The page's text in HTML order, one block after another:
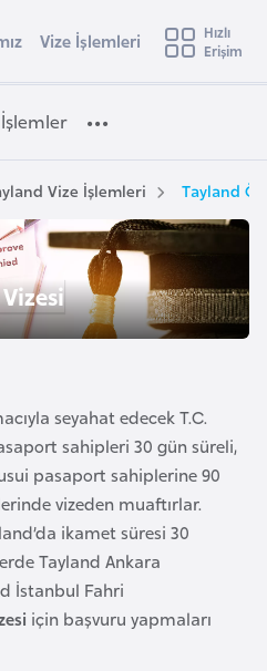
e
t
ş
i
Vize İşlemleri
Hızlı
Erişim
Vize İşlemleri Tayland
seyahat edecek T.C.
sahipleri 30 gün süreli,
pasaport sahiplerine 90
vizeden muaftırlar.
ikamet süresi 30
Tayland Ankara
İstanbul Fahri
için başvuru yapmaları